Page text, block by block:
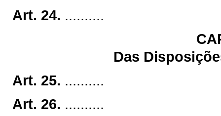
Art. 24. ..........
Das
Art. 25. ..........
Art. 26. ..........